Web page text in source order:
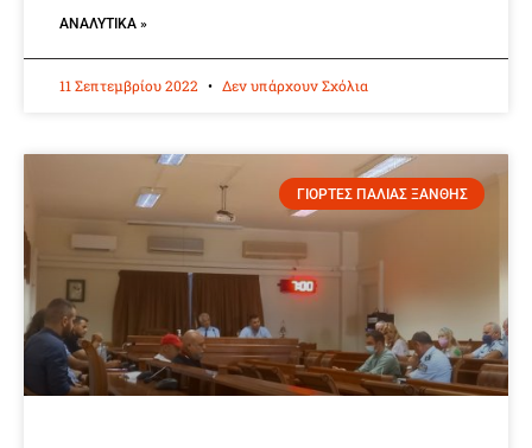
ΑΝΑΛΥΤΙΚΆ »
11 Σεπτεμβρίου 2022 Δεν υπάρχουν Σχόλια
ΓΙΟΡΤΕΣ ΠΑΛΙΑΣ ΞΑΝΘΗΣ